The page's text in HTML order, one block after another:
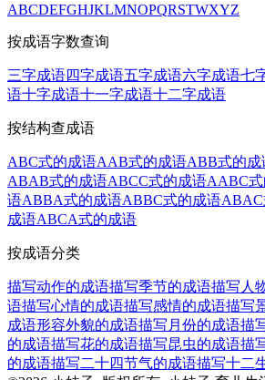
ABCDEFGHJKLMNOPQRSTWXYZ
按成语字数查询
三字成语四字成语五字成语六字成语七
语十字成语十一字成语十二字成语
按结构查成语
ABC式的成语AAB式的成语ABB式的成
ABAB式的成语ABCC式的成语AABC
语ABBA式的成语ABBC式的成语
成语ABCA式的成语
按成语分类
描写动作的成语描写季节的成语描写人
语描写心情的成语描写感情的成语描写
成语形容外貌的成语描写月份的成语描
的成语描写花的成语描写昆虫的成语描
的成语描写二十四节气的成语描写十二